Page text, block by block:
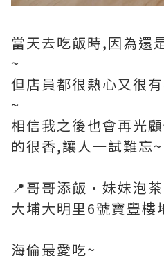
當天去吃飯時,因為還
~
但店員都很熱心又很
~
相信我之後也會再光
的很香,讓人一試難忘~
📍哥哥添飯•妹妹泡茶
大埔大明里6號寶豐樓
​海倫最愛吃~